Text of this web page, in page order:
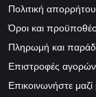
Πολιτική απορρήτου
Όροι και
Πληρωμή και
Επιστροφές αγορών
Επικοινωνήστε μαζί